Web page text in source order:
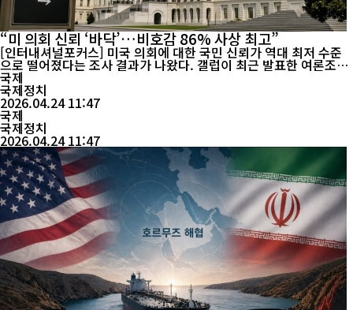
“미 의회 신뢰 ‘바닥’…비호감 86% 사상 최고”
[인터내셔널포커스] 미국 의회에 대한 국민 신뢰가 역대 최저 수준
으로 떨어졌다는 조사 결과가 나왔다. 갤럽이 최근 발표한 여론조사
에 따르면, 미국 국민의 의회 비호감도는 86%로 집계됐다. 이는 관
련 조사 이래 가장 높은 수준이다. 반면 의회에 대한 지지율은 10%
에 머물렀다. 과거 최저치인 9%와 비슷한 수준이다. 이번 결과는 미
국 정치권 전반에 대한 불신이 심화되고 있음을 보여준다. 특히 의회
에 대한 평가는 ...
국제
국제정치
2026.04.24 11:47
국제
국제정치
2026.04.24 11:47